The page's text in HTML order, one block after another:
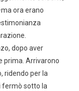
ora erano
dopo aver
prima. Arrivarono
ridendo per la
fermò sotto la